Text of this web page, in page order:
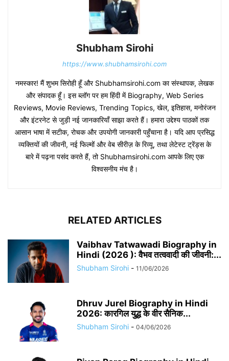
Shubham Sirohi
https://www.shubhamsirohi.com
नमस्कार! मैं शुभम सिरोही हूँ और Shubhamsirohi.com का संस्थापक, लेखक
और संपादक हूँ। इस ब्लॉग पर हम हिंदी में Biography, Web Series
Reviews, Movie Reviews, Trending Topics, खेल, इतिहास, मनोरंजन
और इंटरनेट से जुड़ी नई जानकारियाँ साझा करते हैं। हमारा उद्देश्य पाठकों तक
आसान भाषा में सटीक, रोचक और उपयोगी जानकारी पहुँचाना है। यदि आप प्रसिद्ध
व्यक्तियों की जीवनी, नई फिल्मों और वेब सीरीज़ के रिव्यू, तथा लेटेस्ट ट्रेंड्स के
बारे में पढ़ना पसंद करते हैं, तो Shubhamsirohi.com आपके लिए एक
विश्वसनीय मंच है।
RELATED ARTICLES
Vaibhav Tatwawadi Biography in
Hindi (2026 ): वैभव तत्ववादी की जीवनी:...
Shubham Sirohi - 11/06/2026
Dhruv Jurel Biography in Hindi
2026: कारगिल युद्ध के वीर सैनिक...
Shubham Sirohi - 04/06/2026